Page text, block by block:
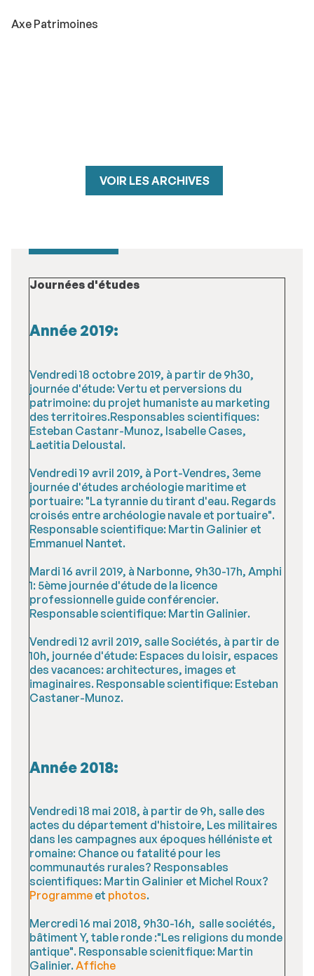
Axe Patrimoines
VOIR LES ARCHIVES
Journées d'études
Année 2019:
Vendredi 18 octobre 2019, à partir de 9h30,
journée d'étude: Vertu et perversions du
patrimoine: du projet humaniste au marketing
des territoires.Responsables scientifiques:
Esteban Castanr-Munoz, Isabelle Cases,
Laetitia Deloustal.
Vendredi 19 avril 2019, à Port-Vendres, 3eme
journée d'études archéologie maritime et
portuaire: "La tyrannie du tirant d'eau. Regards
croisés entre archéologie navale et portuaire".
Responsable scientifique: Martin Galinier et
Emmanuel Nantet.
Mardi 16 avril 2019, à Narbonne, 9h30-17h, Amphi
1: 5ème journée d'étude de la licence
professionnelle guide conférencier.
Responsable scientifique: Martin Galinier.
Vendredi 12 avril 2019, salle Sociétés, à partir de
10h, journée d'étude: Espaces du loisir, espaces
des vacances: architectures, images et
imaginaires. Responsable scientifique: Esteban
Castaner-Munoz.
Année 2018:
Vendredi 18 mai 2018, à partir de 9h, salle des
actes du département d'histoire, Les militaires
dans les campagnes aux époques hélléniste et
romaine: Chance ou fatalité pour les
communautés rurales? Responsables
scientifiques: Martin Galinier et Michel Roux?
Programme et photos.
Mercredi 16 mai 2018, 9h30-16h, salle sociétés,
bâtiment Y, table ronde :"Les religions du monde
antique". Responsable scienitfique: Martin
Galinier.Affiche